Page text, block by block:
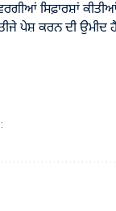
ਸਿਫ਼ਾਰਸ਼ਾਂ
ਪੇਸ਼ ਕਰਨ ਦੀ ਉਮੀਦ